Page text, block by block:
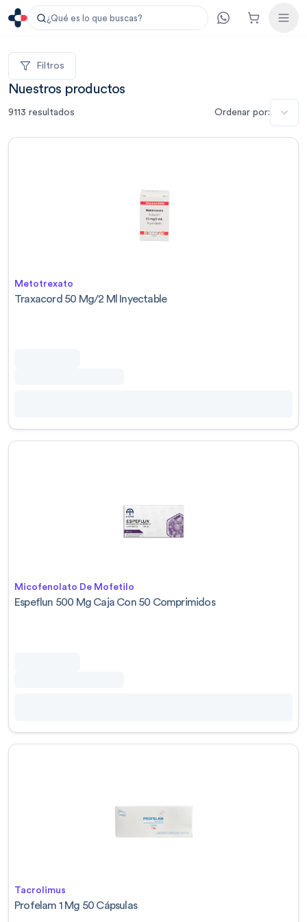
¿Qué es lo que buscas?
Filtros
Nuestros productos
9113 resultados Ordenar por:
Metotrexato
Traxacord 50 Mg/2 Ml Inyectable
Micofenolato De Mofetilo
Espeflun 500 Mg Caja Con 50 Comprimidos
Tacrolimus
Profelam 1 Mg 50 Cápsulas